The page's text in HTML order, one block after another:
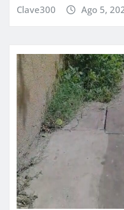
Clave300 Ago 5,